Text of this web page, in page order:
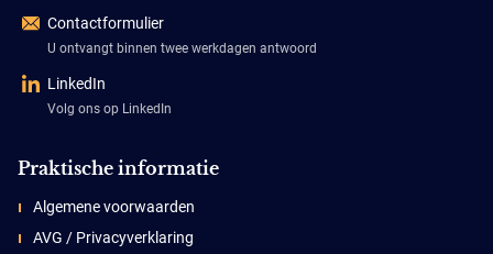
Contactformulier
U ontvangt binnen twee werkdagen antwoord
LinkedIn
Volg ons op LinkedIn
Praktische informatie
Algemene voorwaarden
AVG / Privacyverklaring